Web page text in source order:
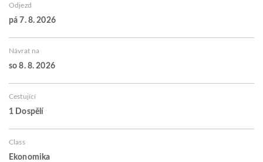
Odjezd
pá 7. 8. 2026
Návrat na
so 8. 8. 2026
Cestující
1 Dospělí
Class
Ekonomika